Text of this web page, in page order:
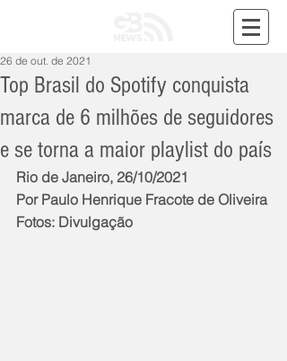
Top Brasil do Spotify conquista
marca de 6 milhões de seguidores
e se torna a maior playlist do país
26 de out. de 2021
Rio de Janeiro, 26/10/2021
Por Paulo Henrique Fracote de Oliveira
Fotos: Divulgação